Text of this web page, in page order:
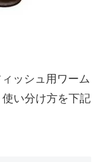
ッシュ用ワーム
い分け方を下記